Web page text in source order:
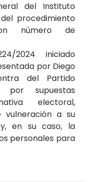
del Instituto
procedimiento
número de
2024 iniciado
por Diego
del Partido
por supuestas
electoral,
vulneración a su
en su caso, la
personales para